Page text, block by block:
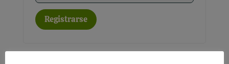
Registrarse